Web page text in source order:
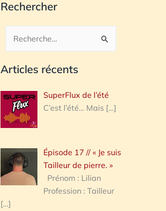
Rechercher
Rechercher :
Articles récents
SuperFlux de l’été
C’est l’été… Mais […]
Épisode 17 // « Je suis
Tailleur de pierre. »
Prénom : Lilian
Profession : Tailleur
[…]